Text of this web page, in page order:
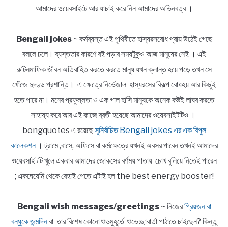
আমাদের ওয়েবসাইটে আর যাচাই করে নিন আমাদের অভিনবত্ব ।
Bengali jokes~ কর্মব্যস্ত এই পৃথিবীতে হাস্যরসবোধ প্রায় উঠেই গেছে
বললে চলে। ব্যস্ততার কারণে বই পড়ার সময়টুকুও আজ মানুষের নেই । এই
রুটিনমাফিক জীবন অতিবাহিত করতে করতে মানুষ যখন ক্লান্ত হয়ে পড়ে তখন সে
খোঁজে দুদণ্ড প্রশান্তি। এ ক্ষেত্রে নির্ভেজাল হাস্যরসের বিকল্প বোধহয় আর কিছুই
হতে পারে না। মনের প্রফুল্লতা ও এক গাল হাসি মানুষকে অনেক কষ্টই লাঘব করতে
সাহায্য করে আর এই কাজে ব্রতী হয়েছে আমাদের ওয়েবসাইটটিও ।
bongquotes এ রয়েছেসুনির্বাচিত Bengali jokes এর এক বিপুল
কালেকশন। ট্রামে ,বাসে, অফিসে বা কর্মক্ষেত্রে যখনই অবসর পাবেন তখনই আমাদের
ওয়েবসাইটটি খুলে একবার আমাদের জোকসের বর্ণময় পাতায় চোখ বুলিয়ে নিতেই পারেন
; একঘেয়েমি থেকে রেহাই পেতে এটাই হল the best energy booster!
Bengali wish messages/greetings~ নিজেরপ্রিয়জন বা
বন্ধুকে জন্মদিনবা তার বিশেষ কোনো শুভমুহূর্তে শুভেচ্ছাবার্তা পাঠাতে চাইছেন? কিন্তু